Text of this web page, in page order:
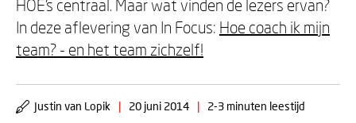
HOE's centraal. Maar wat vinden de lezers ervan?
In deze aflevering van In Focus: Hoe coach ik mijn
team? - en het team zichzelf!
Justin van Lopik | 20 juni 2014 | 2-3 minuten leestijd